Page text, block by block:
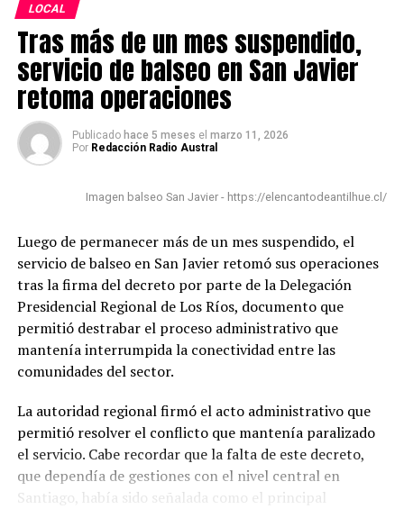
arrojó resultado positivo para cannabis, procediendo a
la detención de ambos ocupantes y a la incautación de la
droga.
Según informó la PDI, se decomisaron 15 gramos de
cannabis. Ambos detenidos, de nacionalidad chilena,
fueron puestos a disposición de la Justicia.
LOCAL
Tras más de un mes suspendido,
servicio de balseo en San Javier
retoma operaciones
Publicado hace 5 meses el marzo 11, 2026
Por Redacción Radio Austral
Imagen balseo San Javier - https://elencantodeantilhue.cl/
Luego de permanecer más de un mes suspendido, el
servicio de balseo en San Javier retomó sus operaciones
tras la firma del decreto por parte de la Delegación
Presidencial Regional de Los Ríos, documento que
permitió destrabar el proceso administrativo que
mantenía interrumpida la conectividad entre las
comunidades del sector.
La autoridad regional firmó el acto administrativo que
permitió resolver el conflicto que mantenía paralizado
el servicio. Cabe recordar que la falta de este decreto,
que dependía de gestiones con el nivel central en
Santiago, había sido señalada como el principal